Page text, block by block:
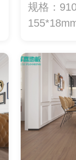
规格：